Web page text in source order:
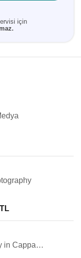
için
Marvelous Day in Cappadocia